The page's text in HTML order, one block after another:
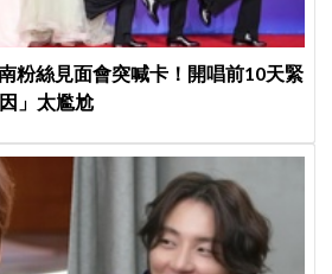
粉絲見面會突喊卡！開唱前10天緊
」太尷尬